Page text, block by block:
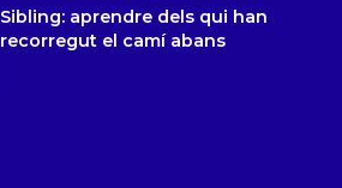
Sibling: aprendre dels qui han
recorregut el camí abans